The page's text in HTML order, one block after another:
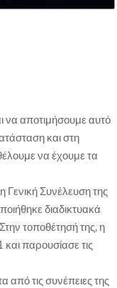
αποτιμήσουμε αυτό
και στη
να έχουμε τα
Συνέλευση της
διαδικτυακά
τοποθέτησή της, η
παρουσίασε τις
τις συνέπειες της